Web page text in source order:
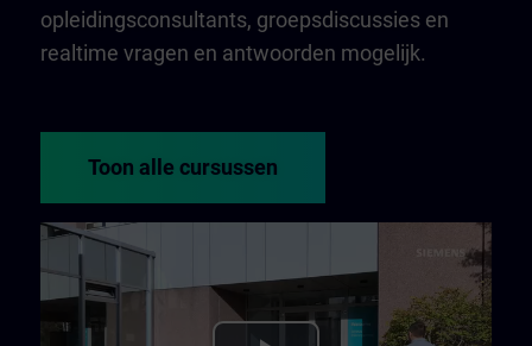
opleidingsconsultants, groepsdiscussies en
realtime vragen en antwoorden mogelijk.
Toon alle cursussen